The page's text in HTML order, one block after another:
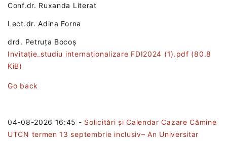
Conf.dr. Ruxanda Literat
Lect.dr. Adina Forna
drd. Petruța Bocoș
Invitație_studiu internaționalizare FDI2024 (1).pdf (80.8
KiB)
Go back
04-08-2026 16:45 - Solicitări și Calendar Cazare Cămine
UTCN termen 13 septembrie inclusiv– An Universitar